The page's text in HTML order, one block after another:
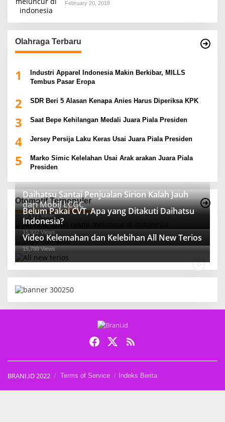
February 20, 2018
Olahraga Terbaru
1
Industri Apparel Indonesia Makin Berkibar, MILLS
Tembus Pasar Eropa
2 SDR Beri 5 Alasan Kenapa Anies Harus Diperiksa KPK
3 Saat Bepe Kehilangan Medali Juara Piala Presiden
4 Jersey Persija Laku Keras Usai Juara Piala Presiden
5
Marko Simic Kelelahan Usai Arak arakan Juara Piala
Presiden
Otomotif Terpopuler
Daihatsu Santai Penjualan Sirion Kalah Jauh
dari Mobil LCGC
17,171 Views
Belum Pakai CVT, Apa yang Ditakuti Daihatsu
Indonesia?
15,922 Views
Video Kelemahan dan Kelebihan All New Terios
15,788 Views
BRANI.ID 2022 Terms of Service Indeks Berita